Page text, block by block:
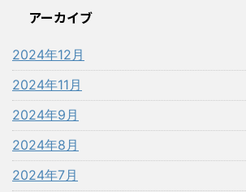
アーカイブ
2024年12月
2024年11月
2024年9月
2024年8月
2024年7月